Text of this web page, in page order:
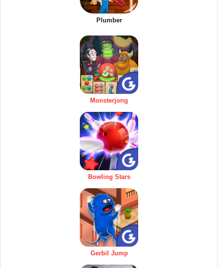
Plumber
Monsterjong
Bowling Stars
Gerbil Jump